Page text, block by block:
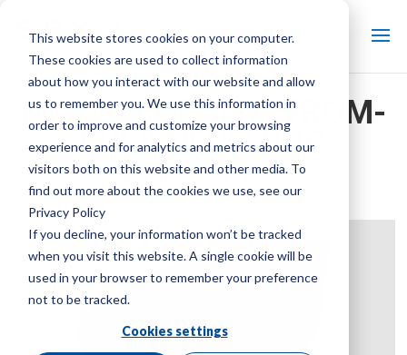
This website stores cookies on your computer.
These cookies are used to collect information
about how you interact with our website and allow
us to remember you. We use this information in
order to improve and customize your browsing
experience and for analytics and metrics about our
visitors both on this website and other media. To
find out more about the cookies we use, see our
Privacy Policy
If you decline, your information won’t be tracked
when you visit this website. A single cookie will be
used in your browser to remember your preference
not to be tracked.
Cookies settings
MC120S GEGENSTROM-
FOLIENFÜLLUNG
KÜHLTURMTEILE
Marke:Marley| Produktart: